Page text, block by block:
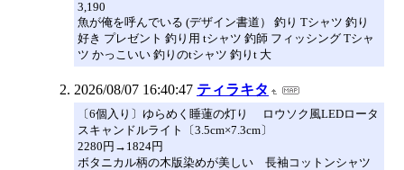
3,190
魚が俺を呼んでいる (デザイン書道） 釣り Tシャツ 釣り
好き プレゼント 釣り用 tシャツ 釣師 フィッシング Tシャ
ツ かっこいい 釣りのtシャツ 釣りt 大
2026/08/07 16:40:47 ティラキタ
〔6個入り〕ゆらめく睡蓮の灯り ロウソク風LEDロータ
スキャンドルライト〔3.5cm×7.3cm〕
2280円→1824円
ボタニカル柄の木版染めが美しい 長袖コットンシャツ